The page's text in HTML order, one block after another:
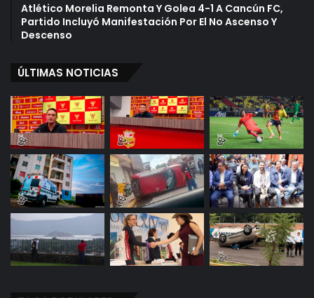
Atlético Morelia Remonta Y Golea 4-1 A Cancún FC,
Partido Incluyó Manifestación Por El No Ascenso Y
Descenso
ÚLTIMAS NOTICIAS